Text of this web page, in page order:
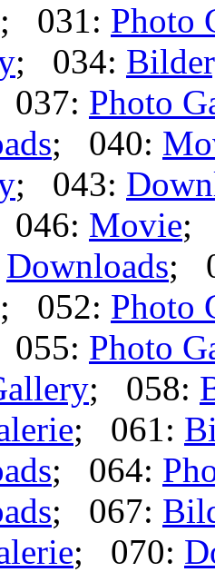
; 031: Photo
; 034:
Photo
; 040:
; 043:
Movie;
Downloads;
; 052: Photo
Photo
; 058:
; 061:
; 064:
; 067:
; 070: